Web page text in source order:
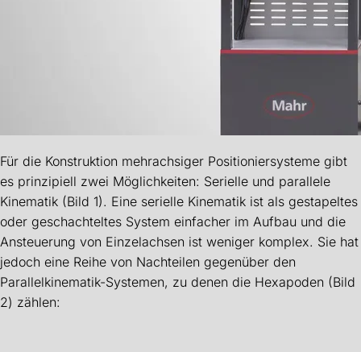
Für die Konstruktion mehrachsiger Positioniersysteme gibt
es prinzipiell zwei Möglichkeiten: Serielle und parallele
Kinematik (Bild 1). Eine serielle Kinematik ist als gestapeltes
oder geschachteltes System einfacher im Aufbau und die
Ansteuerung von Einzelachsen ist weniger komplex. Sie hat
jedoch eine Reihe von Nachteilen gegenüber den
Parallelkinematik-Systemen, zu denen die Hexapoden (Bild
2) zählen: